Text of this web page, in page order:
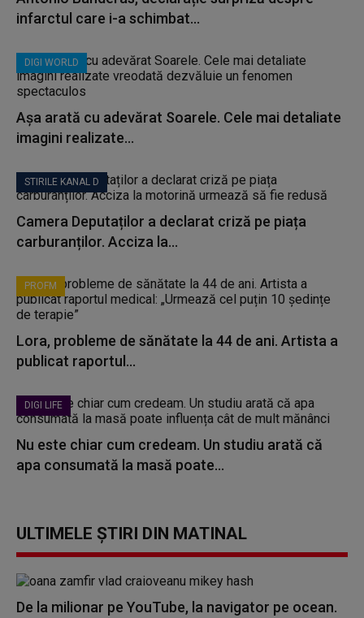
infarctul care i-a schimbat...
DIGI WORLD
Așa arată cu adevărat Soarele. Cele mai detaliate
imagini realizate...
STIRILE KANAL D
Camera Deputaților a declarat criză pe piața
carburanților. Acciza la...
PROFM
Lora, probleme de sănătate la 44 de ani. Artista a
publicat raportul...
DIGI LIFE
Nu este chiar cum credeam. Un studiu arată că
apa consumată la masă poate...
ULTIMELE ȘTIRI DIN MATINAL
De la milionar pe YouTube, la navigator pe ocean.